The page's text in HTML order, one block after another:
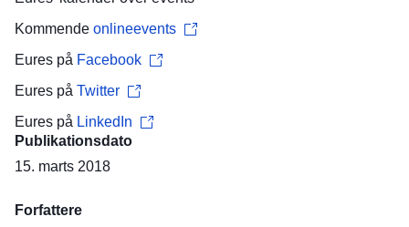
Kommende onlineevents
Eures på Facebook
Eures på Twitter
Eures på LinkedIn
Publikationsdato
15. marts 2018
Forfattere